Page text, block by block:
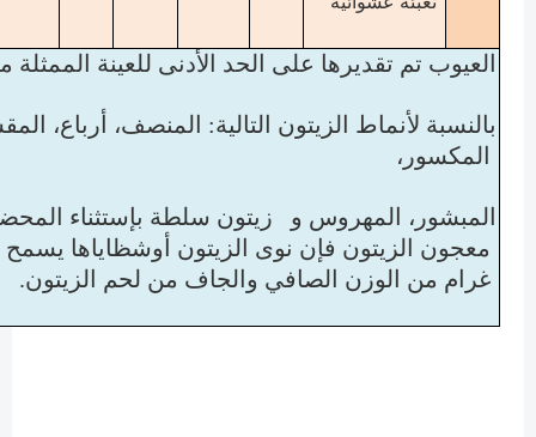
العيوب تم تقديرها على الحد الأدنى للعينة الممثلة من 200
بالنسبة لأنماط الزيتون التالية: المنصف، أرباع،
المكسور،
المبشور، المهروس و زيتون سلطة بإستثناء
غرام من الوزن الصافي والجاف من لحم الزيتون.